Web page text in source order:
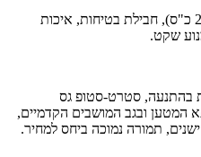
נוחות, צריכת דלק, מנוע (204 כ"ס), חבילת בטיחות, איכות
שקט.
18"), רעידות בהתנעה, סטרט-סטופ גס
המטען ובגב המושבים הקדמיים,
תמורה נמוכה ביחס למחיר.